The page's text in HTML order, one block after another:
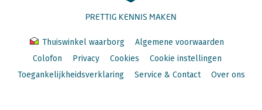
PRETTIG KENNIS MAKEN
Thuiswinkel waarborg
Algemene voorwaarden
Colofon
Privacy Cookies
Cookie instellingen
Toegankelijkheidsverklaring
Service & Contact Over ons